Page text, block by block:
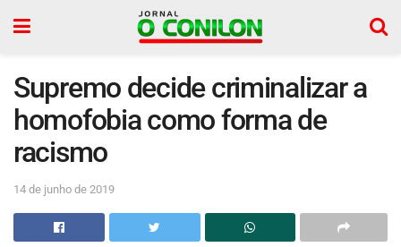
Supremo decide criminalizar a
homofobia como forma de
racismo
14 de junho de 2019